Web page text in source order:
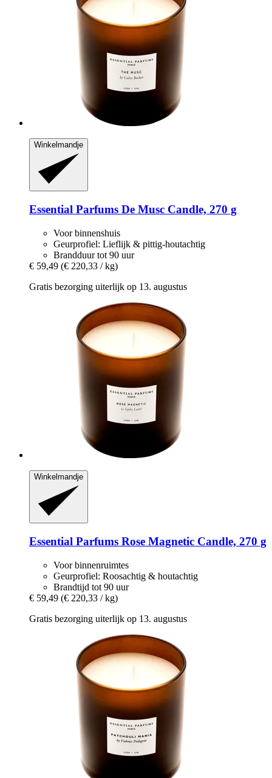
Winkelmandje
Essential Parfums De Musc Candle, 270 g
Voor binnenshuis
Geurprofiel: Lieflijk & pittig-houtachtig
Brandduur tot 90 uur
€ 59,49 (€ 220,33 / kg)
Gratis bezorging uiterlijk op 13. augustus
Winkelmandje
Essential Parfums Rose Magnetic Candle, 270 g
Voor binnenruimtes
Geurprofiel: Roosachtig & houtachtig
Brandtijd tot 90 uur
€ 59,49 (€ 220,33 / kg)
Gratis bezorging uiterlijk op 13. augustus